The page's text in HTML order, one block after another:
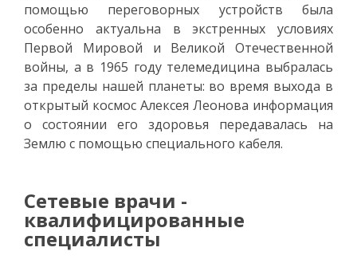
помощью переговорных устройств была
особенно актуальна в экстренных условиях
Первой Мировой и Великой Отечественной
войны, а в 1965 году телемедицина выбралась
за пределы нашей планеты: во время выхода в
открытый космос Алексея Леонова информация
о состоянии его здоровья передавалась на
Землю с помощью специального кабеля.
Сетевые врачи -
квалифицированные
специалисты